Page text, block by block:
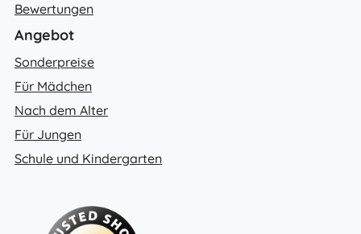
Bewertungen
Angebot
Sonderpreise
Für Mädchen
Nach dem Alter
Für Jungen
Schule und Kindergarten